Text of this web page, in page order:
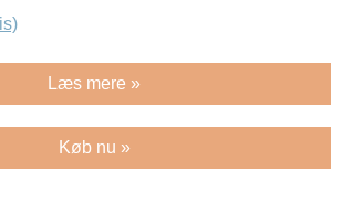
Læs mere »
Køb nu »